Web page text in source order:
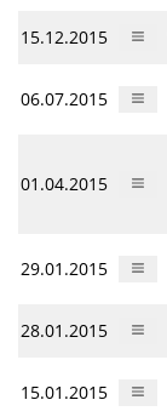
15.12.2015
06.07.2015
01.04.2015
29.01.2015
28.01.2015
15.01.2015